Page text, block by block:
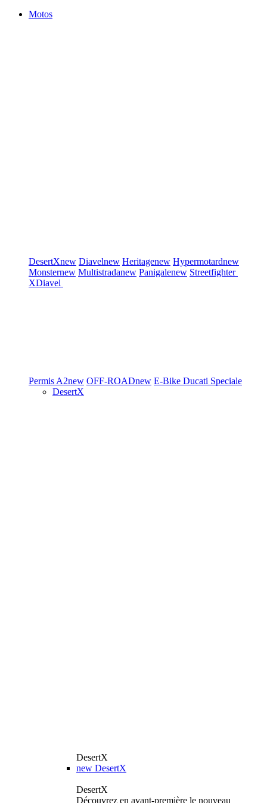
Motos
DesertXnew Diavelnew Heritagenew Hypermotardnew
Monsternew Multistradanew Panigalenew Streetfighter
XDiavel
Permis A2new OFF-ROADnew E-Bike Ducati Speciale
DesertX
DesertX
new DesertX
DesertX
Découvrez en avant-première le nouveau